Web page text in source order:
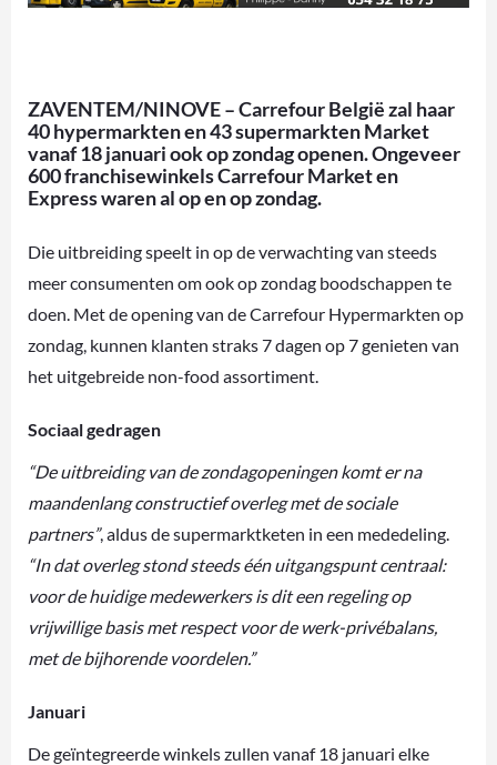
ZAVENTEM/NINOVE – Carrefour België zal haar
40 hypermarkten en 43 supermarkten Market
vanaf 18 januari ook op zondag openen. Ongeveer
600 franchisewinkels Carrefour Market en
Express waren al op en op zondag.
Die uitbreiding speelt in op de verwachting van steeds
meer consumenten om ook op zondag boodschappen te
doen. Met de opening van de Carrefour Hypermarkten op
zondag, kunnen klanten straks 7 dagen op 7 genieten van
het uitgebreide non-food assortiment.
Sociaal gedragen
“De uitbreiding van de zondagopeningen komt er na
maandenlang constructief overleg met de sociale
partners”, aldus de supermarktketen in een mededeling.
“In dat overleg stond steeds één uitgangspunt centraal:
voor de huidige medewerkers is dit een regeling op
vrijwillige basis met respect voor de werk-privébalans,
met de bijhorende voordelen.”
Januari
De geïntegreerde winkels zullen vanaf 18 januari elke